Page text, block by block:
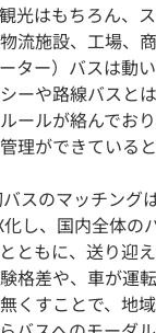
光はもちろん、
流施設、工場、
ター）バスは動い
ーや路線バスと
ールが絡んでお
理ができている
スのマッチング
し、国内全体の
ともに、送り迎
格差や、車が運
くすことで、地